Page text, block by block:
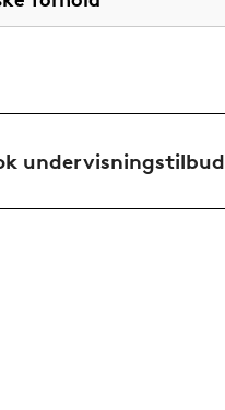
undervisningstilbud